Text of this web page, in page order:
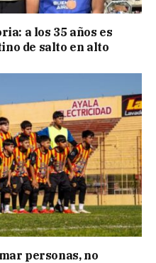
a los 35 años es
de salto en alto
personas, no